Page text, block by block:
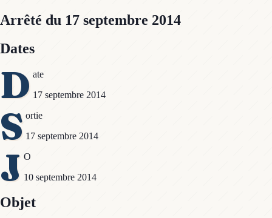
Arrêté du 17 septembre 2014
Dates
D ate
17 septembre 2014
S ortie
17 septembre 2014
J O
10 septembre 2014
Objet